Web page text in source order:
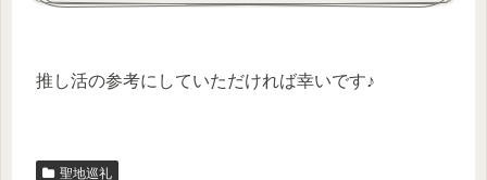
推し活の参考にしていただければ幸いです♪
聖地巡礼